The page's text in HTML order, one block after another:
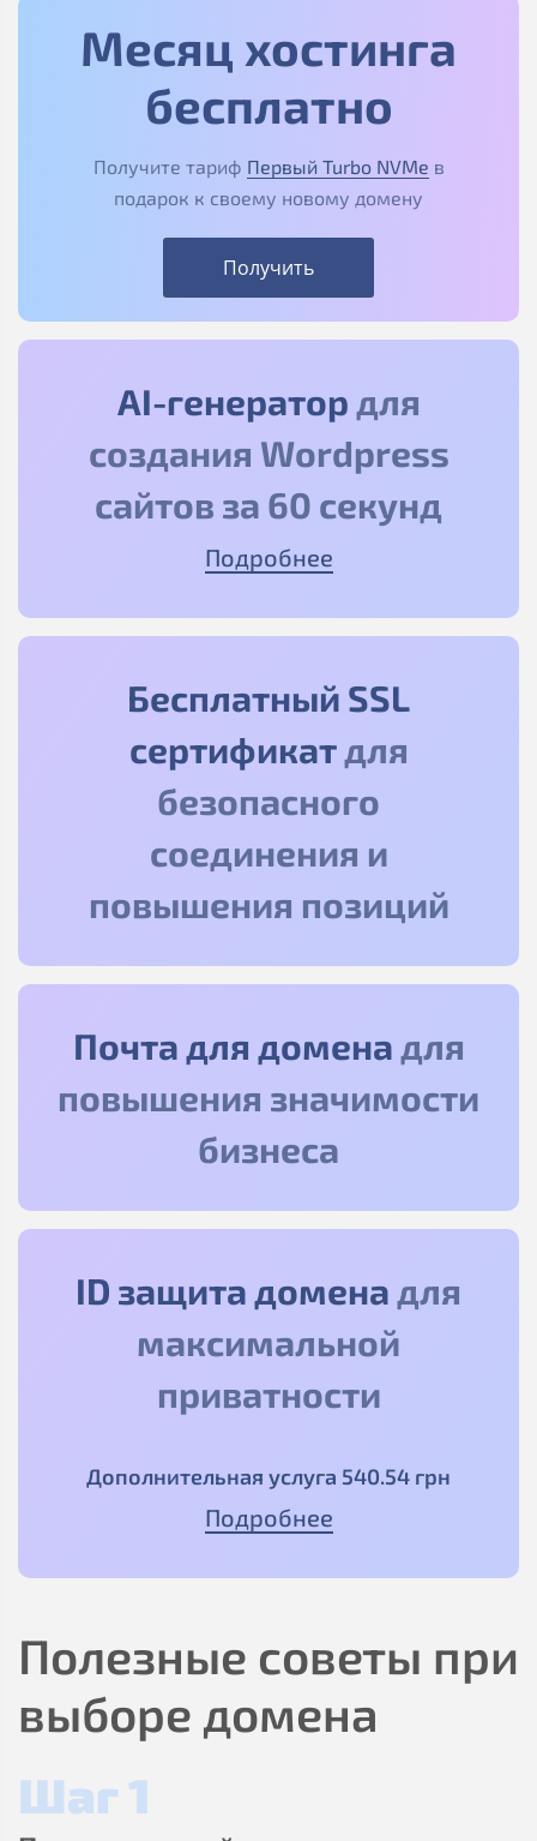
Месяц хостинга
бесплатно
Получите тариф Первый Turbo NVMe в
подарок к своему новому домену
Получить
AI-генератордля
создания Wordpress
сайтов за 60 секунд
Подробнее
Бесплатный SSL
сертификатдля
безопасного
соединения и
повышения позиций
Почта для доменадля
повышения значимости
бизнеса
ID защита доменадля
максимальной
приватности
Дополнительная услуга 540.54 грн
Подробнее
Полезные советы при
выборе домена
Шаг 1